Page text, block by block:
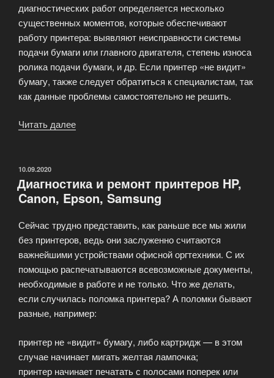
диагностических работ определяется несколько
существенных моментов, которые обеспечивают
работу принтера: выявляют неисправности системы
подачи бумаги или главного двигателя, степень износа
ролика подачи бумаги, и др. Если принтер «не видит»
бумагу, также следует обратиться к специалистам, так
как данные проблемы самостоятельно не решить.
Читать далее
ксероксов»
ОПУБЛИКОВАНО
10.09.2020
Диагностика и ремонт принтеров HP,
Canon, Epson, Samsung
Сейчас трудно представить, как раньше все мы жили
без принтеров, ведь они заслуженно считаются
важнейшими устройствами офисной оргтехники. С их
помощью распечатываются всевозможные документы,
необходимые в работе и не только. Что же делать,
если случилась поломка принтера? А поломки бывают
разные, например:
принтер не «видит» бумагу, либо картридж — в этом
случае начинает мигать желтая лампочка;
принтер начинает печатать с полосами поперек или